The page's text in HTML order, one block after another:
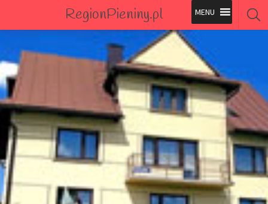
RegionPieniny.pl
Polecane Przez Nas
Wszystkie Obiekty